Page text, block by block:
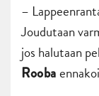
–
Joudutaan
jos halutaan
Rooba